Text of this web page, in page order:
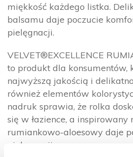
miękkość każdego listka.
balsamu daje poczucie
pielęgnacji.
VELVET®EXCELLENCE
to produkt dla konsumentów,
najwyższą jakością i
również elementów
nadruk sprawia, że rolka
się w łazience, a inspirowany
rumiankowo-aloesowy daje
pielęgnacji.